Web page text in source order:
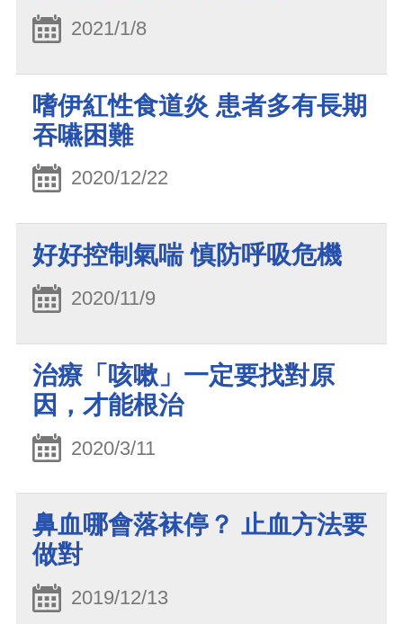
2021/1/8
嗜伊紅性食道炎 患者多有長期
吞嚥困難
2020/12/22
好好控制氣喘 慎防呼吸危機
2020/11/9
治療「咳嗽」一定要找對原
因，才能根治
2020/3/11
鼻血哪會落袜停？ 止血方法要
做對
2019/12/13